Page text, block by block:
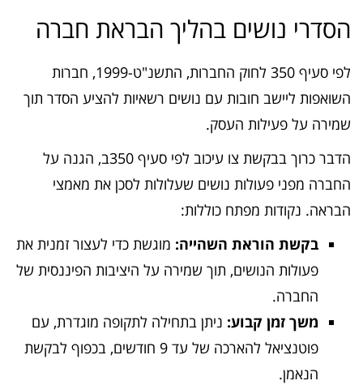
הסדרי נושים בהליך הבראת חברה
לפי סעיף 350 לחוק החברות, התשנ"ט-1999, חברות
השואפות ליישב חובות עם נושים רשאיות להציע הסדר תוך
שמירה על פעילות העסק.
הדבר כרוך בבקשת צו עיכוב לפי סעיף 350ב, הגנה על
החברה מפני פעולות נושים שעלולות לסכן את מאמצי
הבראה. נקודות מפתח כוללות:
בקשת הוראת השהייה: מוגשת כדי לעצור זמנית את
פעולות הנושים, תוך שמירה על היציבות הפיננסית של
החברה.
משך זמן קבוע: ניתן בתחילה לתקופה מוגדרת, עם
פוטנציאל להארכה של עד 9 חודשים, בכפוף לבקשת
הנאמן.